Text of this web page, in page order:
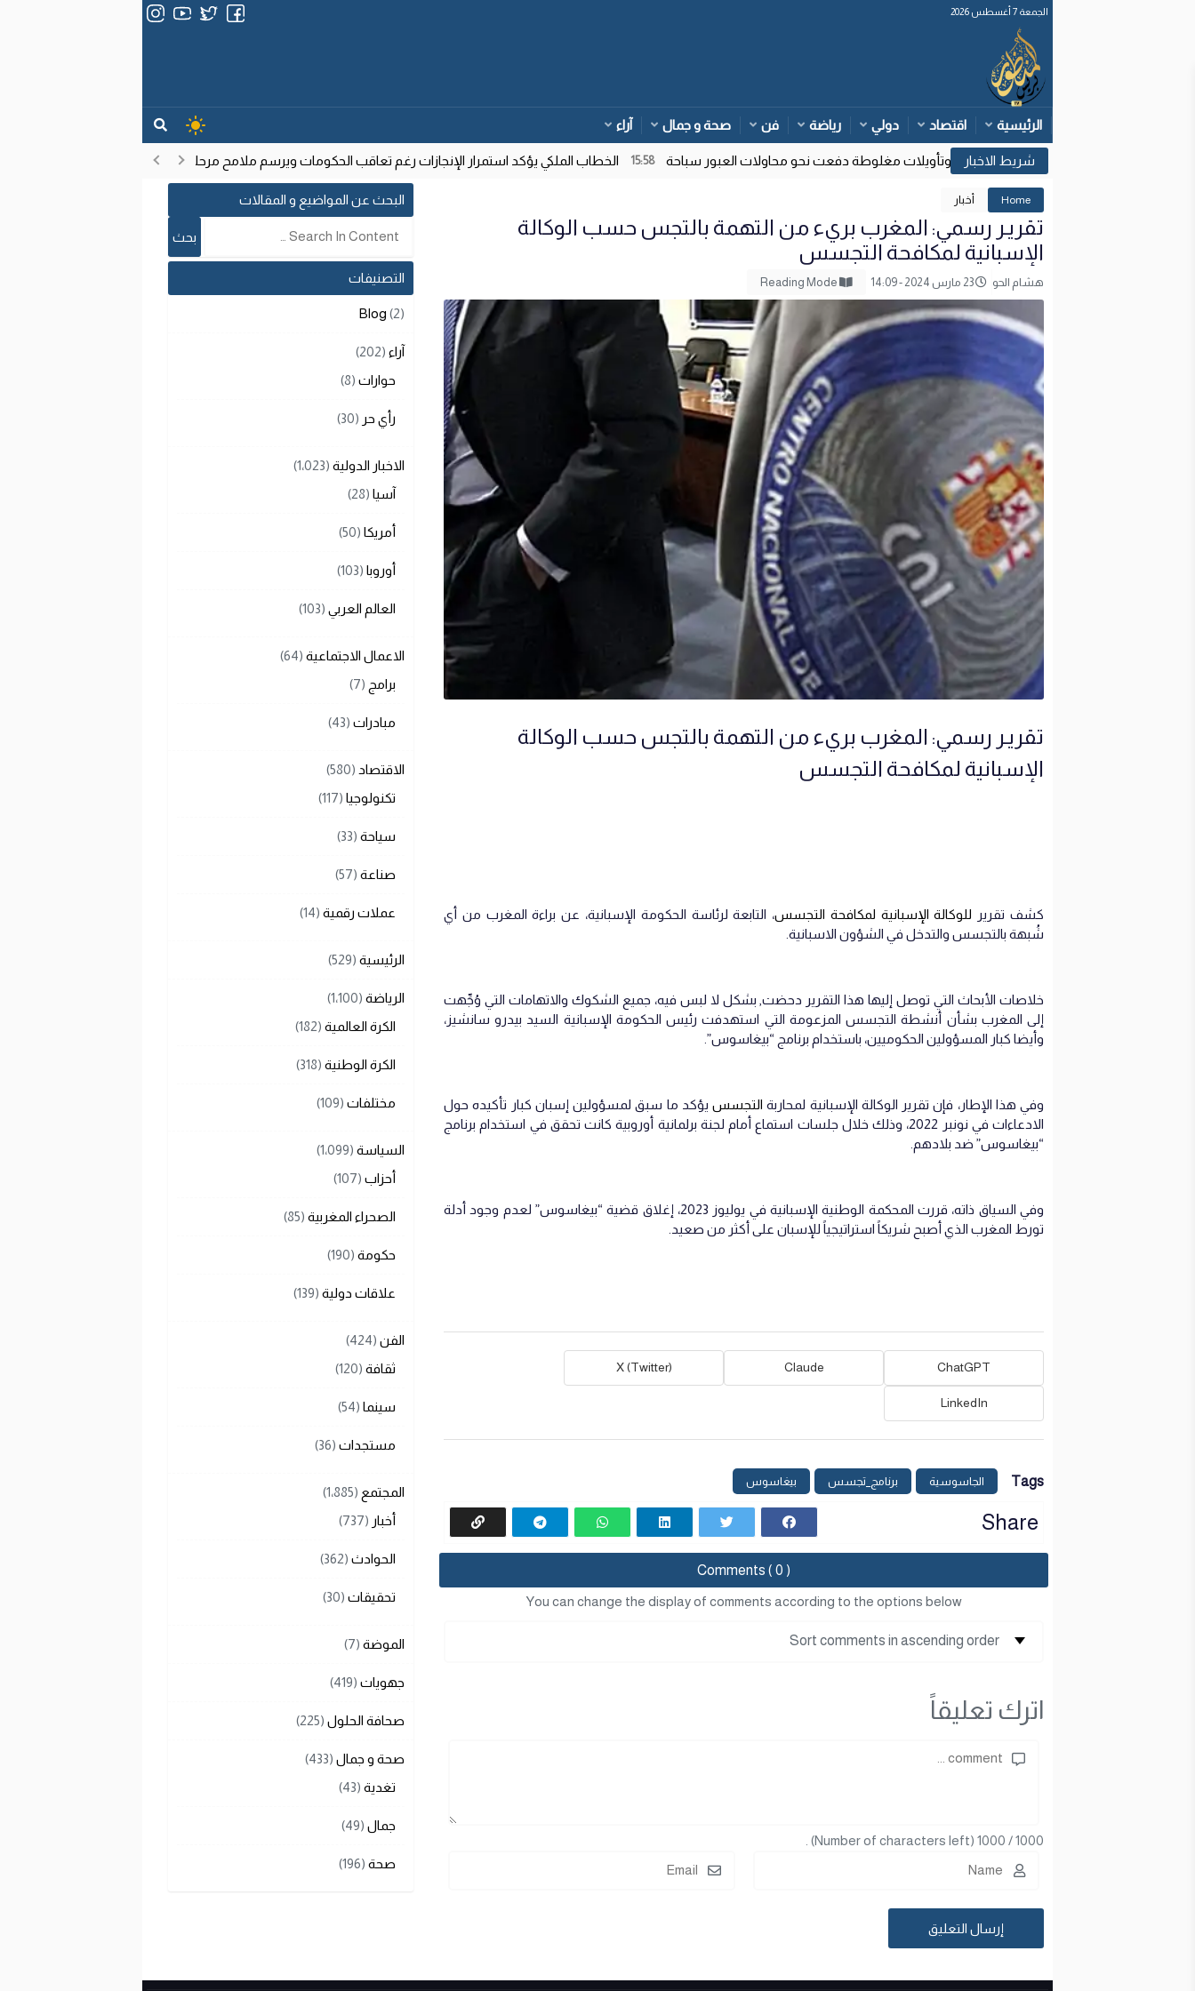
الجمعة 7 أغسطس 2026
الرئيسية اقتصاد دولي رياضة فن صحة و جمال آراء
وزارة الداخلية: قرارات قضائية إسبانية وتأويلات مغلوطة دفعت نحو محاولات العبور سباحة 15:58 الخطاب الملكي يؤكد استمرار الإنجازات رغم تعاقب الحكومات ويرسم ملامح مرحلة تنموية جديدة
Home أخبار
تقريـر رسمي: المغرب بريء من التهمة بالتجس حسب الوكالة
الإسبانية لمكافحة التجسس
هشام الحو
تقريـر رسمي: المغرب بريء من التهمة بالتجس حسب الوكالة
الإسبانية لمكافحة التجسس
كشف تقرير للوكالة الإسبانية لمكافحة التجسس، التابعة لرئاسة الحكومة الإسبانية، عن براءة المغرب من أي
شُبهة بالتجسس والتدخل في الشؤون الاسبانية.
خلاصات الأبحاث التي توصل إليها هذا التقرير دحضت, بشكل لا لبس فيه، جميع الشكوك والاتهامات التي وُجِّهت
إلى المغرب بشأن أنشطة التجسس المزعومة التي استهدفت رئيس الحكومة الإسبانية السيد بيدرو سانشيز،
وأيضا كبار المسؤولين الحكوميين، باستخدام برنامج “بيغاسوس”.
وفي هذا الٕاطار، فإن تقرير الوكالة الإسبانية لمحاربة التجسس يؤكد ما سبق لمسؤولين إسبان كبار تأكيده حول
الادعاءات في نونبر 2022، وذلك خلال جلسات استماع أمام لجنة برلمانية أوروبية كانت تحقق في استخدام برنامج
“بيغاسوس” ضد بلادهم.
وفي السياق ذاته، قررت المحكمة الوطنية الإسبانية في يوليوز 2023، إغلاق قضية “بيغاسوس” لعدم وجود أدلة
تورط المغرب الذي أصبح شريكاً استراتيجياً للإسبان على أكثر من صعيد.
ChatGPT
Claude
X (Twitter)
LinkedIn
Tags الجاسوسية برنامج_تجسس بيغاسوس
Share
Comments ( 0 )
You can change the display of comments according to the options below
اترك تعليقاً
1000
/
1000
(Number of characters left) .
البحث عن المواضيع و المقالات
التصنيفات
Blog (2)
آراء (202)
حوارات (8)
رأي حر (30)
الاخبار الدولية (1٬023)
آسيا (28)
أمريكا (50)
أوروبا (103)
العالم العربي (103)
الاعمال الاجتماعية (64)
برامج (7)
مبادرات (43)
الاقتصاد (580)
تكنولوجيا (117)
سياحة (33)
صناعة (57)
عملات رقمية (14)
الرئيسية (529)
الرياضة (1٬100)
الكرة العالمية (182)
الكرة الوطنية (318)
مختلفات (109)
السياسة (1٬099)
أحزاب (107)
الصحراء المغربية (85)
حكومة (190)
علاقات دولية (139)
الفن (424)
ثقافة (120)
سينما (54)
مستجدات (36)
المجتمع (1٬885)
أخبار (737)
الحوادث (362)
تحقيقات (30)
الموضة (7)
جهويات (419)
صحافة الحلول (225)
صحة و جمال (433)
تغدية (43)
جمال (49)
صحة (196)